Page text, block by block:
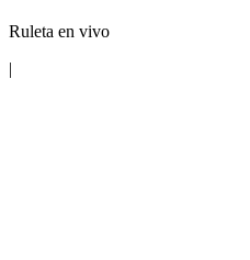
Ruleta en vivo
|